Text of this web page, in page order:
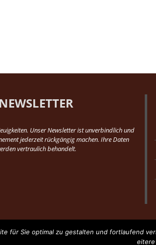
NEWSLETTER
Unser Newsletter ist unverbindlich und
jederzeit rückgängig machen. Ihre Daten
vertraulich behandelt.
für Sie optimal zu gestalten und fortlaufend
eitere